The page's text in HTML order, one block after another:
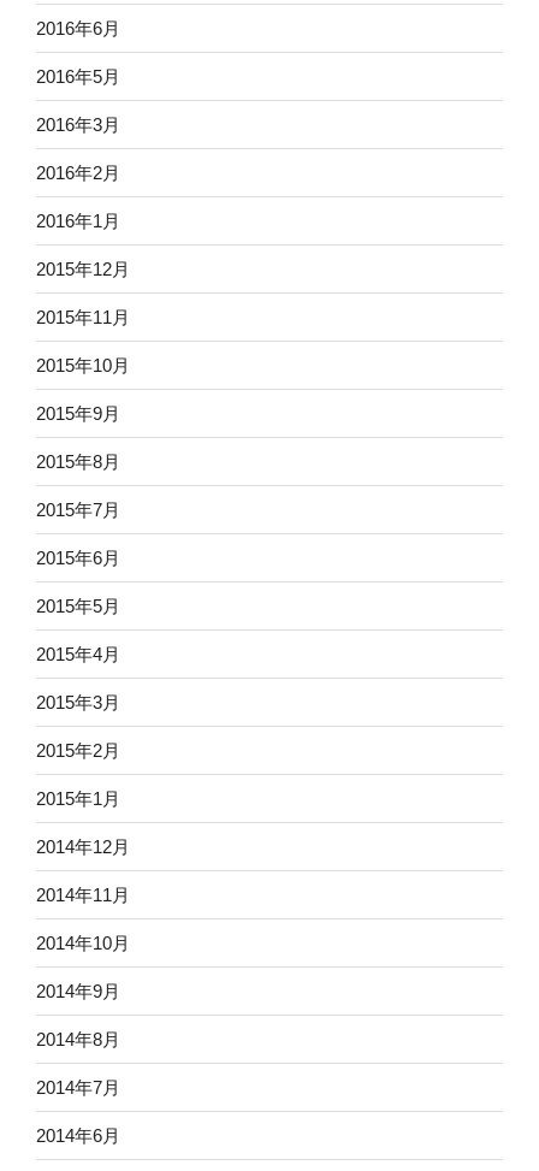
2016年6月
2016年5月
2016年3月
2016年2月
2016年1月
2015年12月
2015年11月
2015年10月
2015年9月
2015年8月
2015年7月
2015年6月
2015年5月
2015年4月
2015年3月
2015年2月
2015年1月
2014年12月
2014年11月
2014年10月
2014年9月
2014年8月
2014年7月
2014年6月